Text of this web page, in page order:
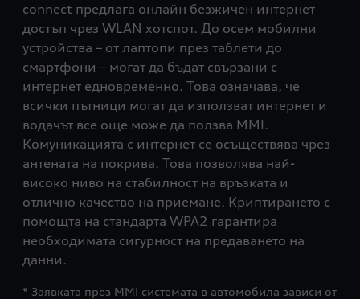
connect предлага онлайн безжичен интернет
достъп чрез WLAN хотспот. До осем мобилни
устройства – от лаптопи през таблети до
смартфони – могат да бъдат свързани с
интернет едновременно. Това означава, че
всички пътници могат да използват интернет и
водачът все още може да ползва MMI.
Комуникацията с интернет се осъществява чрез
антената на покрива. Това позволява най-
високо ниво на стабилност на връзката и
отлично качество на приемане. Криптирането с
помощта на стандарта WPA2 гарантира
необходимата сигурност на предаването на
данни.
* Заявката през MMI системата в автомобила зависи от